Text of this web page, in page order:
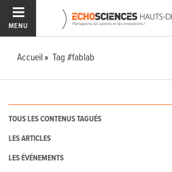
MENU
Accueil Tag #fablab
TOUS LES CONTENUS TAGUÉS
LES ARTICLES
LES ÉVÉNEMENTS